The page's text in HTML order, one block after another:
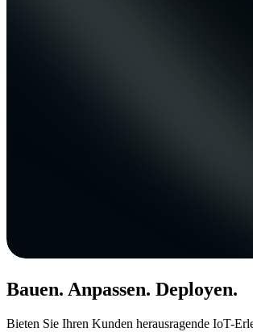
Bauen. Anpassen. Deployen.
Bieten Sie Ihren Kunden herausragende IoT-